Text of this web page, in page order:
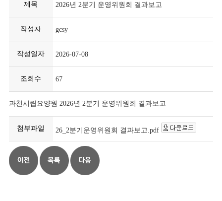
제목 2026년 2분기 운영위원회 결과보고
작성자 gcsy
작성일자 2026-07-08
조회수 67
과천시립요양원 2026년 2분기 운영위원회 결과보고
첨부파일 26_2분기운영위원회 결과보고.pdf